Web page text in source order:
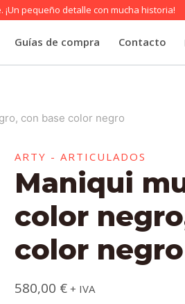
pequeño detalle con mucha historia!
Guías de compra Contacto
con base color negro
ARTY - ARTICULADOS
Maniqui
color
color negro
580,00 € + IVA